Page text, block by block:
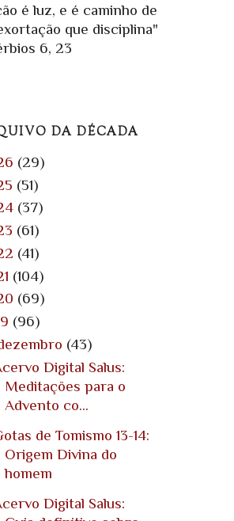
é luz, e é caminho de
que disciplina"
6, 23
DA DÉCADA
(29)
(51)
(37)
(61)
(41)
(104)
(69)
(96)
(43)
Digital Salus:
Meditações para o
Advento co...
de Tomismo 13-14:
Origem Divina do
homem
Digital Salus: